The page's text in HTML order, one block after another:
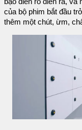
của bộ phim bắt đầu
thêm một chút, ừm,